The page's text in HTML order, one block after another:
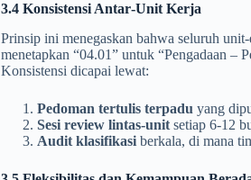
3.4 Konsistensi Antar‑Unit Kerja
Prinsip ini menegaskan bahwa seluruh
menetapkan “04.01” untuk “Pengadaan –
Konsistensi dicapai lewat:
Pedoman tertulis terpadu yang
Sesi review lintas-unitsetiap 6-12
Audit klasifikasiberkala, di mana